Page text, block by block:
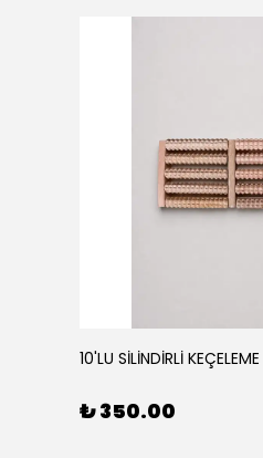
10'LU SİLİNDİRLİ
₺ 350.00